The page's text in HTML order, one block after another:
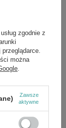
Zadaj pytanie
zgodnie z
można
Zawsze
aktywne